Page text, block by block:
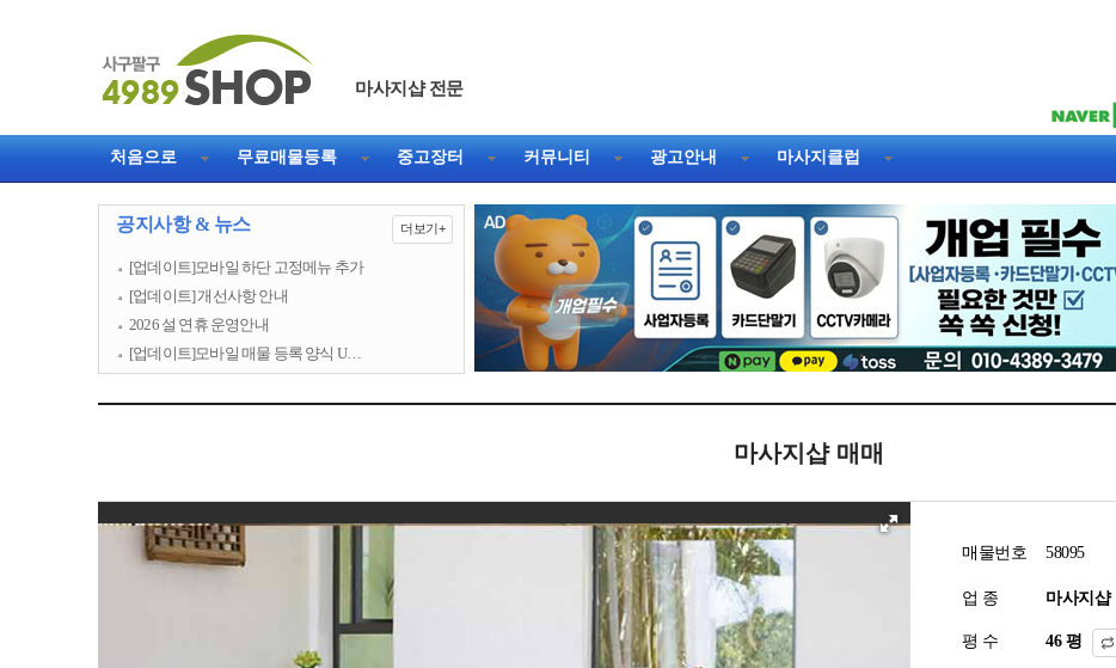
마사지샵 전문
처음으로 무료매물등록 중고장터 커뮤니티 광고안내 마사지클럽
공지사항 & 뉴스 더보기+
[업데이트]모바일 하단 고정메뉴 추가
[업데이트] 개선사항 안내
2026 설 연휴 운영안내
[업데이트]모바일 매물 등록 양식 U…
마사지샵 매매
매물번호 58095
업 종 마사지샵
평 수 평